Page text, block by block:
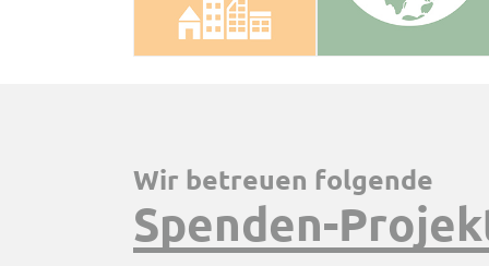
Wir betreuen folgende
Spenden-